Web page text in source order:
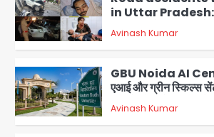
2
in Uttar Pradesh:
अबान की मौत, हमीरपुर
तीन की जान गई
Avinash Kumar
3
GBU Noida AI
एआई और ग्रीन स्किल्स
युवाओं को मिलेगा फ्री
Avinash Kumar